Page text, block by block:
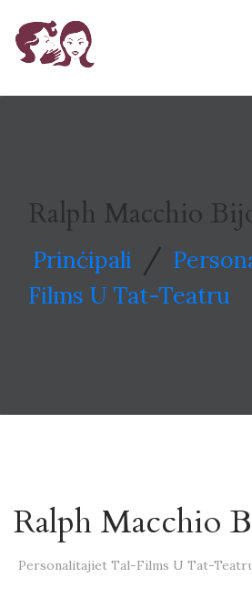
Ralph Macchio
Prinċipali /
Films U Tat-Teatru
Ralph Macchio
Personalitajiet Tal-Films U Tat-